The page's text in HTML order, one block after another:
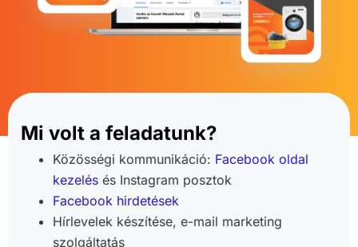
Mi volt a feladatunk?
Közösségi kommunikáció: Facebook oldal
kezelés és Instagram posztok
Facebook hirdetések
Hírlevelek készítése, e-mail marketing
szolgáltatás